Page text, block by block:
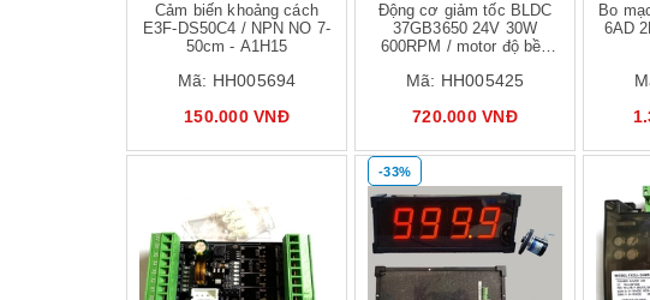
Cảm biến khoảng cách
E3F-DS50C4 / NPN NO 7-
50cm - A1H15
Mã: HH005694
150.000 VNĐ
Động cơ giảm tốc BLDC
37GB3650 24V 30W
600RPM / motor độ bền
Mã: HH005425
720.000 VNĐ
-33%
Bo
6AD
Mua hàng Mua hàng